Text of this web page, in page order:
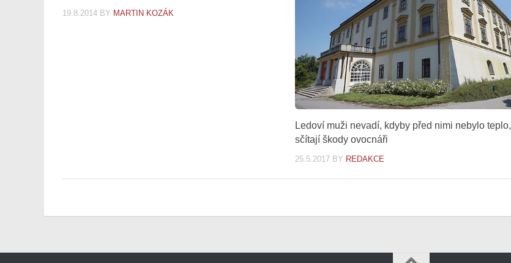
19.8.2014 BY MARTIN KOZÁK
Ledoví muži nevadí, kdyby před nimi nebylo teplo,
sčítají škody ovocnáři
25.5.2017BY REDAKCE